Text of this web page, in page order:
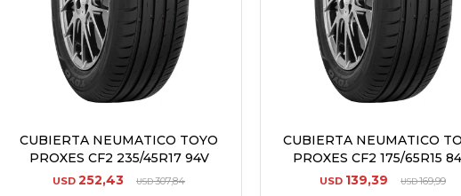
CUBIERTA NEUMATICO TOYO
PROXES CF2 235/45R17 94V
USD 252,43 USD307,84
CUBIERTA NEUMATICO
PROXES CF2 175/65R15
USD 139,39 USD169,99